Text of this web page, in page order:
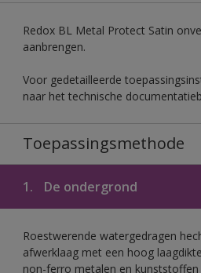
Redox BL Metal Protect Satin
aanbrengen.
Voor gedetailleerde
naar het technische
Toepassingsmethode
1. De ondergrond
Roestwerende watergedragen
afwerklaag met een hoog
non-ferro metalen en kunststoffen